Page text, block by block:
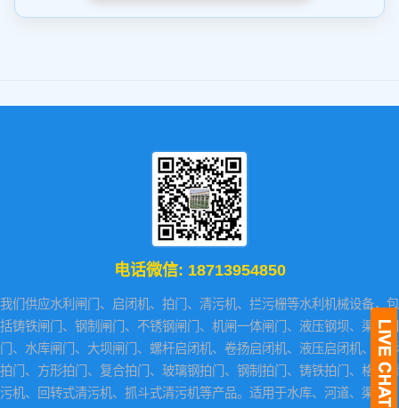
电话微信: 18713954850
我们供应水利闸门、启闭机、拍门、清污机、拦污栅等水利机械设备，包
括铸铁闸门、钢制闸门、不锈钢闸门、机闸一体闸门、液压钢坝、渠道闸
门、水库闸门、大坝闸门、螺杆启闭机、卷扬启闭机、液压启闭机、圆形
拍门、方形拍门、复合拍门、玻璃钢拍门、钢制拍门、铸铁拍门、格栅清
污机、回转式清污机、抓斗式清污机等产品。适用于水库、河道、渠道、